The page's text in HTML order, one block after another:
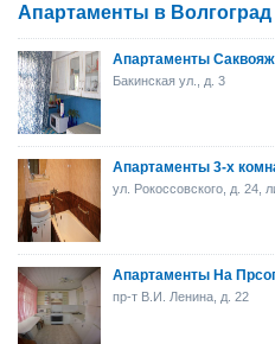
Апартаменты в Волгоград
Апартаменты
Бакинская ул., д. 3
Апартаменты 3-х
ул. Рокоссовского, д. 24,
Апартаменты На
пр-т В.И. Ленина, д. 22